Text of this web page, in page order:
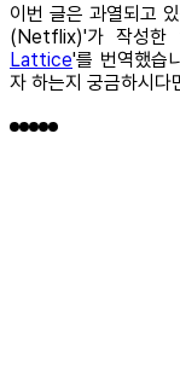
이번 글은 과열되고
(Netflix)'가 작성한
Lattice'를 번역했습
자 하는지 궁금하시다